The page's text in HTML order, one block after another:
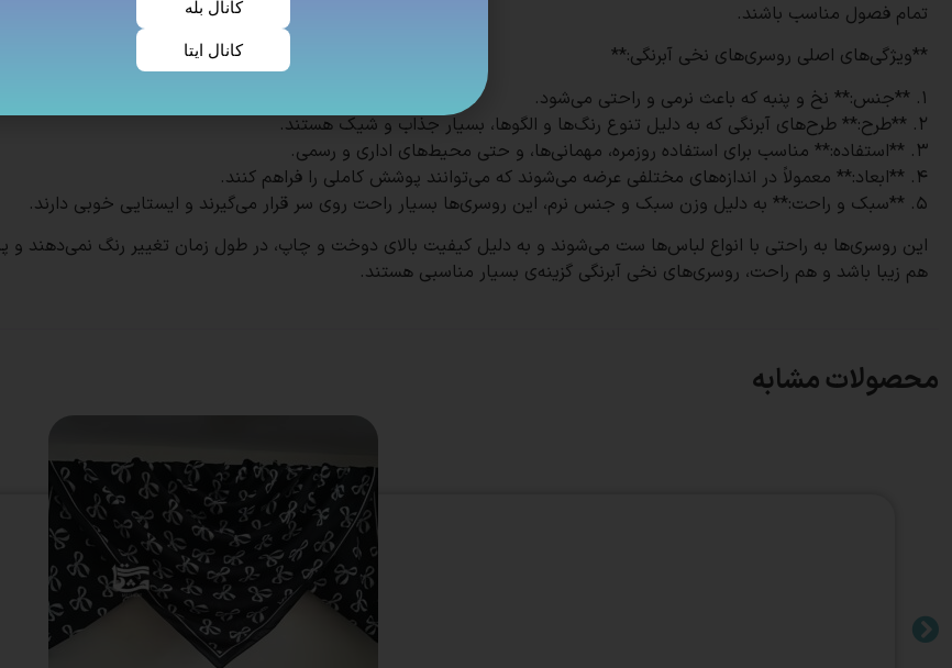
تمام فصول مناسب باشند.
**ویژگی‌های اصلی روسری‌های نخی آبرنگی:**
1. **جنس:** نخ و پنبه که باعث نرمی و راحتی می‌شود.
2. **طرح:** طرح‌های آبرنگی که به دلیل تنوع رنگ‌ها و الگوها، بسیار جذاب و شیک هستند.
3. **استفاده:** مناسب برای استفاده روزمره، مهمانی‌ها، و حتی محیط‌های اداری و رسمی.
4. **ابعاد:** معمولاً در اندازه‌های مختلفی عرضه می‌شوند که می‌توانند پوشش کاملی را فراهم کنند.
5. **سبک و راحت:** به دلیل وزن سبک و جنس نرم، این روسری‌ها بسیار راحت روی سر قرار می‌گیرند و ایستایی خوبی دارند.
هم زیبا باشد و هم راحت، روسری‌های نخی آبرنگی گزینه‌ی بسیار مناسبی هستند.
محصولات مشابه
کانال بله
کانال ایتا